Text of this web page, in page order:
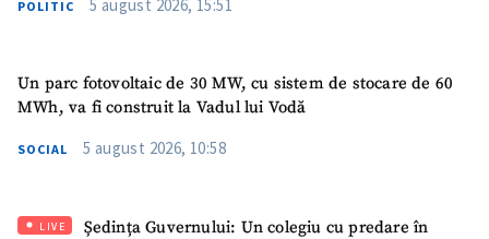
POLITIC 5 august 2026, 15:51
Un parc fotovoltaic de 30 MW, cu sistem de stocare de 60
MWh, va fi construit la Vadul lui Vodă
SOCIAL 5 august 2026, 10:58
LIVE
Ședința Guvernului: Un colegiu cu predare în